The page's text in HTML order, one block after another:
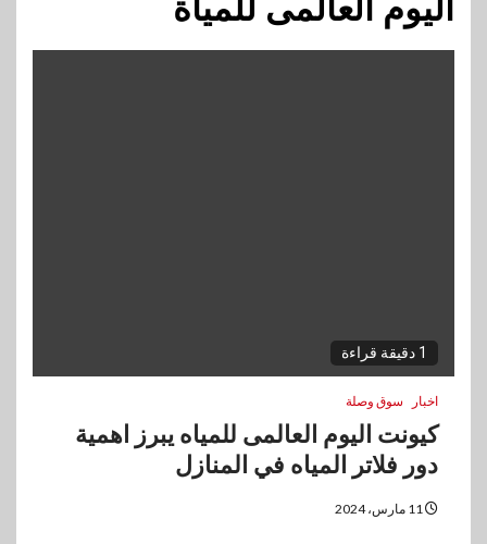
اليوم العالمى للمياة
1 دقيقة قراءة
اخبار سوق وصلة
كيونت اليوم العالمى للمياه يبرز اهمية
دور فلاتر المياه في المنازل